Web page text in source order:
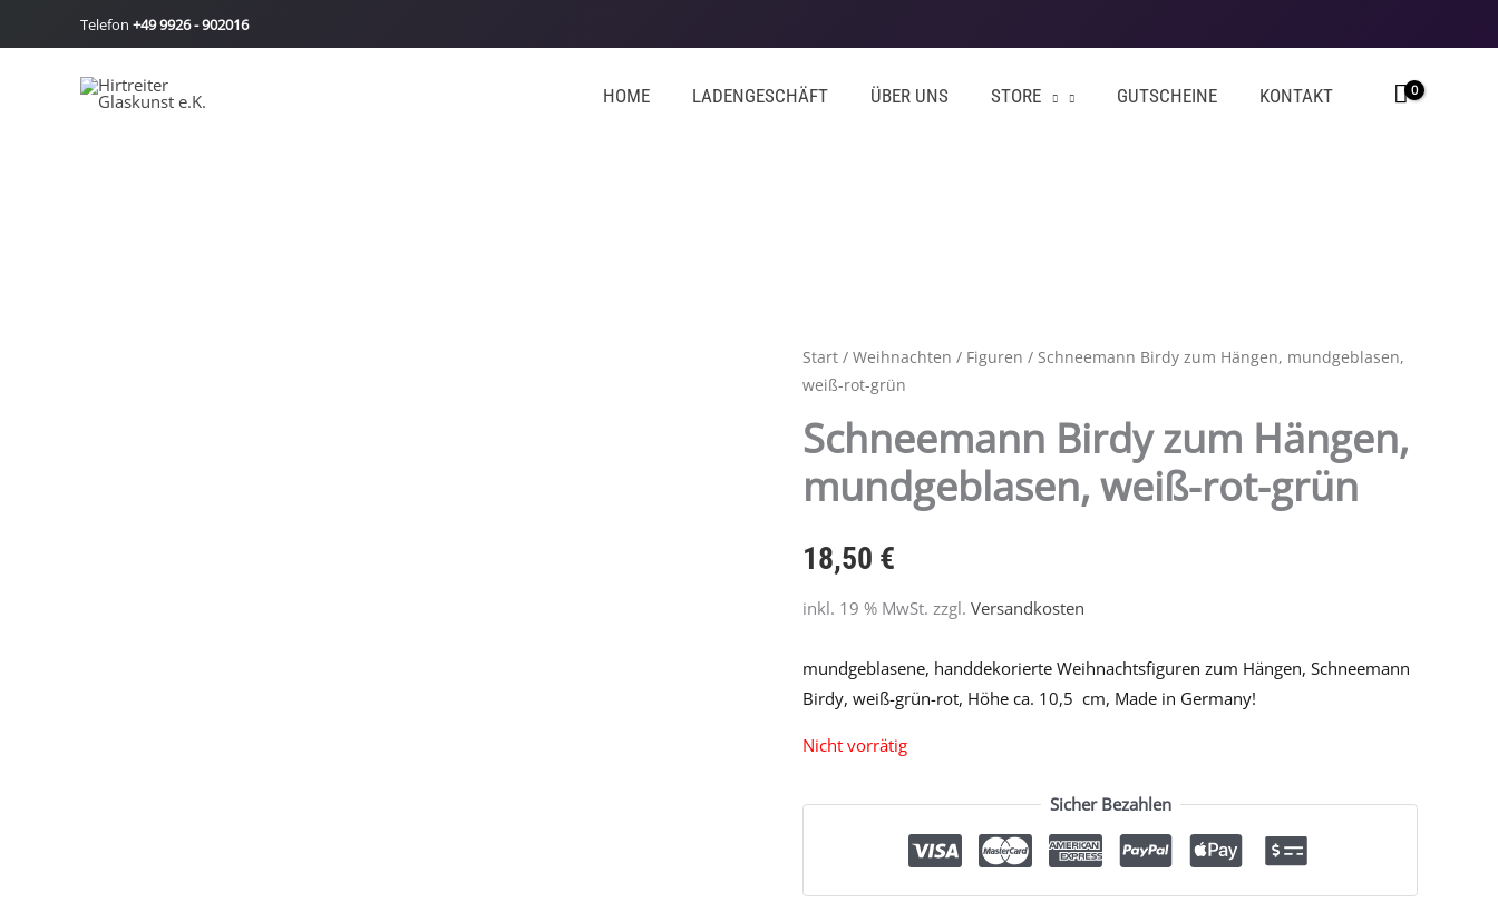
Inhalt
Telefon +49 9926 - 902016
HOME LADENGESCHÄFT ÜBER UNS STORE GUTSCHEINE KONTAKT
Start / Weihnachten / Figuren / Schneemann Birdy zum Hängen, mundgeblasen,
weiß-rot-grün
Schneemann Birdy zum Hängen,
mundgeblasen, weiß-rot-grün
18,50 €
inkl. 19 % MwSt. zzgl. Versandkosten
mundgeblasene, handdekorierte Weihnachtsfiguren zum Hängen, Schneemann
Birdy, weiß-grün-rot, Höhe ca. 10,5 cm, Made in Germany!
Nicht vorrätig
Sicher Bezahlen